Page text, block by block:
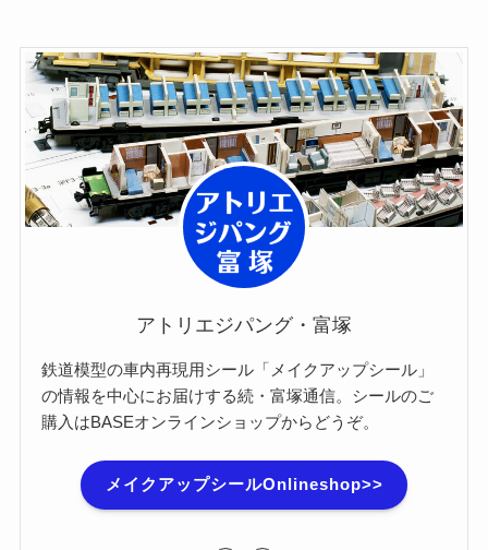
アトリエジパング・富塚
鉄道模型の車内再現用シール「メイクアップシール」
の情報を中心にお届けする続・富塚通信。シールのご
購入はBASEオンラインショップからどうぞ。
メイクアップシールOnlineshop>>